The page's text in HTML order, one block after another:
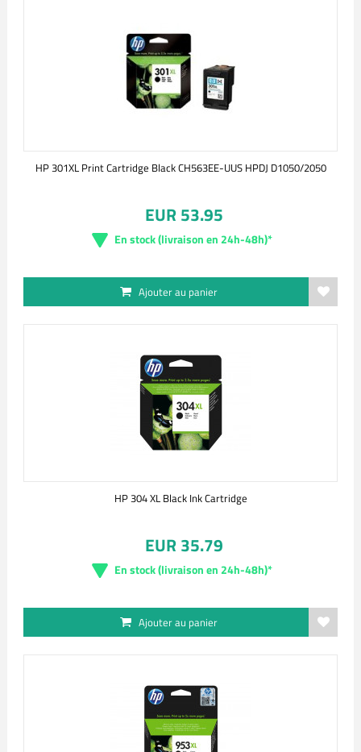
HP 301XL Print Cartridge Black CH563EE-UUS HPDJ D1050/2050
EUR 53.95
En stock (livraison en 24h-48h)*
Ajouter au panier
HP 304 XL Black Ink Cartridge
EUR 35.79
En stock (livraison en 24h-48h)*
Ajouter au panier